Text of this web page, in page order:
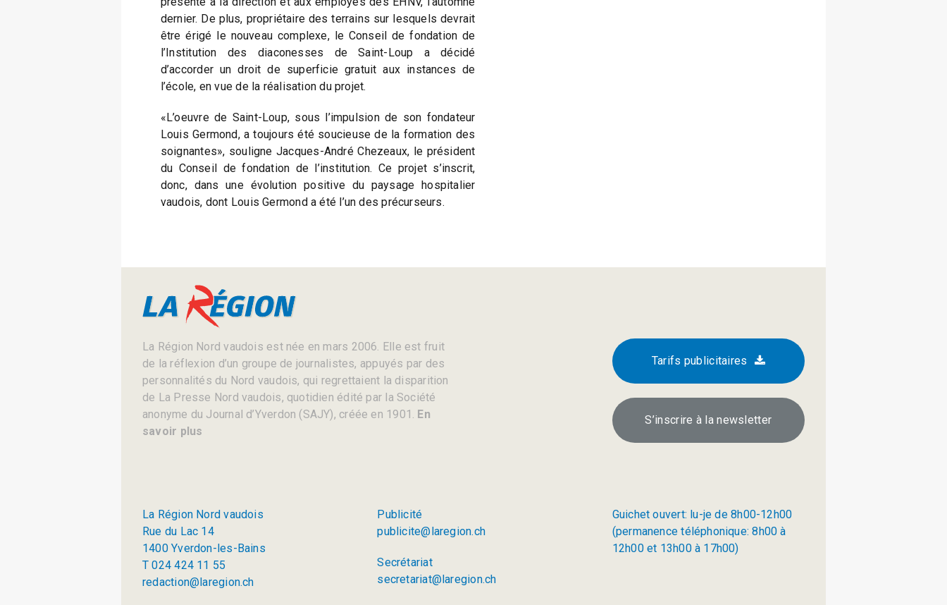
dernier. De plus, propriétaire des terrains sur lesquels devrait
être érigé le nouveau complexe, le Conseil de fondation de
l’Institution des diaconesses de Saint-Loup a décidé
d’accorder un droit de superficie gratuit aux instances de
l’école, en vue de la réalisation du projet.
«L’oeuvre de Saint-Loup, sous l’impulsion de son fondateur
Louis Germond, a toujours été soucieuse de la formation des
soignantes», souligne Jacques-André Chezeaux, le président
du Conseil de fondation de l’institution. Ce projet s’inscrit,
donc, dans une évolution positive du paysage hospitalier
vaudois, dont Louis Germond a été l’un des précurseurs.
La Région Nord vaudois est née en mars 2006. Elle est fruit
de la réflexion d’un groupe de journalistes, appuyés par des
personnalités du Nord vaudois, qui regrettaient la disparition
de La Presse Nord vaudois, quotidien édité par la Société
anonyme du Journal d’Yverdon (SAJY), créée en 1901. En
savoir plus
Tarifs publicitaires
S’inscrire à la newsletter
La Région Nord vaudois
Rue du Lac 14
1400 Yverdon-les-Bains
T 024 424 11 55
redaction@laregion.ch
Publicité
publicite@laregion.ch
Secrétariat
secretariat@laregion.ch
Guichet ouvert: lu-je de 8h00-12h00
(permanence téléphonique: 8h00 à
12h00 et 13h00 à 17h00)